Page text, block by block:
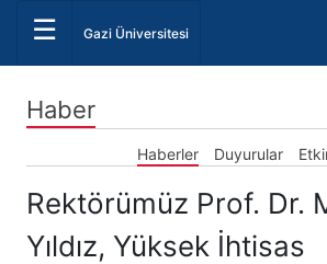
☰ Gazi Üniversitesi
Haber
Haberler Duyurular
Rektörümüz Prof. Dr.
Yıldız, Yüksek İhtisas